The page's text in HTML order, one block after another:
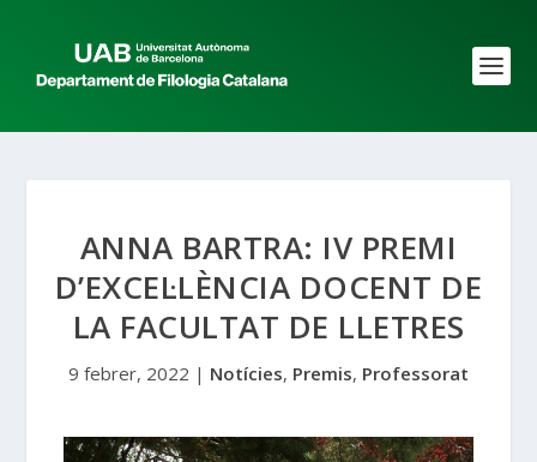
ANNA BARTRA: IV PREMI
D’EXCEL·LÈNCIA DOCENT DE
LA FACULTAT DE LLETRES
9 febrer, 2022 | Notícies, Premis, Professorat